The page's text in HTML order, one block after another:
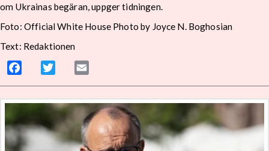
om Ukrainas begäran, uppger tidningen.
Foto: Official White House Photo by Joyce N. Boghosian
Text: Redaktionen
Facebook Twitter